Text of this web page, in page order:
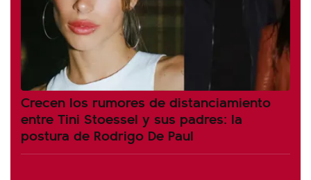
Crecen los rumores de distanciamiento
entre Tini Stoessel y sus padres: la
postura de Rodrigo De Paul